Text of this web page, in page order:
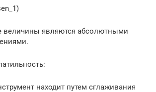
величины являются абсолютными
находит путем сглаживания